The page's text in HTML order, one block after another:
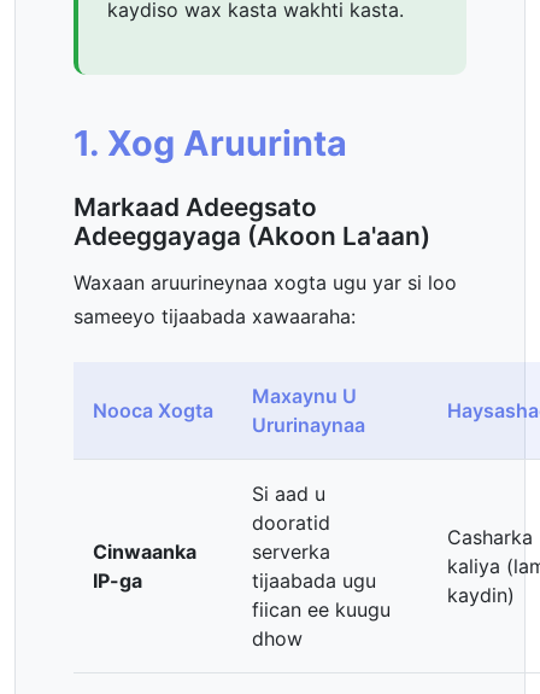
kaydiso wax kasta wakhti kasta.
1. Xog Aruurinta
Markaad Adeegsato
Adeeggayaga (Akoon La'aan)
Waxaan aruurineynaa xogta ugu yar si loo
sameeyo tijaabada xawaaraha:
Nooca Xogta
Maxaynu U
Ururinaynaa
Cinwaanka
IP-ga
Si aad u
dooratid
serverka
tijaabada ugu
fiican ee kuugu
dhow
Casharka
kaliya
kaydin)